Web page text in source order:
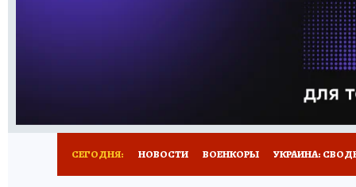
ВСЕ О
СЕГОДНЯ: НОВОСТИ ВОЕНКОРЫ УКРАИНА: